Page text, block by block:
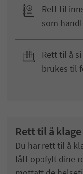
Rett til
som
Rett til å
brukes til
Rett til å klage
Du har rett til å
fått oppfylt dine